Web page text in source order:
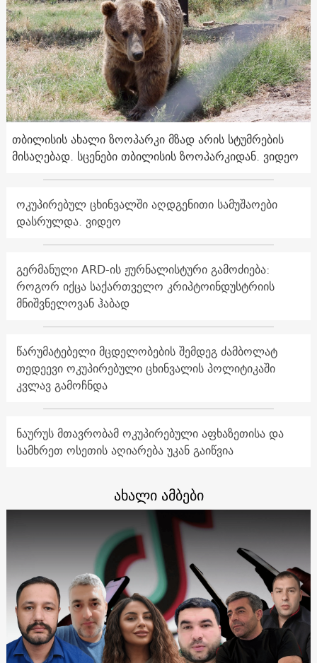
თბილისის ახალი ზოოპარკი მზად არის სტუმრების
მისაღებად. სცენები თბილისის ზოოპარკიდან. ვიდეო
ოკუპირებულ ცხინვალში აღდგენითი სამუშაოები
დასრულდა. ვიდეო
გერმანული ARD-ის ჟურნალისტური გამოძიება:
როგორ იქცა საქართველო კრიპტოინდუსტრიის
მნიშვნელოვან ჰაბად
წარუმატებელი მცდელობების შემდეგ ძამბოლატ
თედეევი ოკუპირებული ცხინვალის პოლიტიკაში
კვლავ გამოჩნდა
ნაურუს მთავრობამ ოკუპირებული აფხაზეთისა და
სამხრეთ ოსეთის აღიარება უკან გაიწვია
ახალი ამბები